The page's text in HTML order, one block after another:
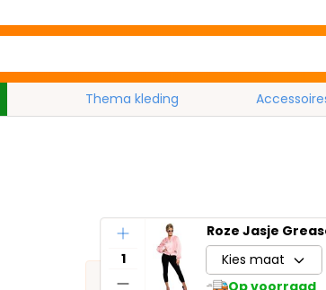
Thema kleding
Aantal
Roze Jasje
Kies maat
Op voorraad